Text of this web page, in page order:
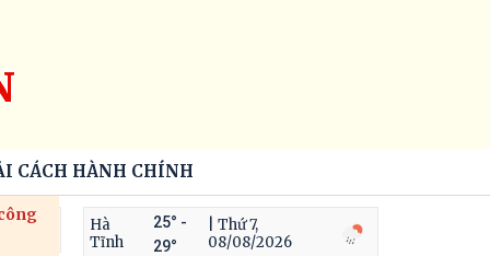
CÁCH HÀNH CHÍNH
Hà
Tĩnh
25° -
29°
| Thứ 7,
08/08/2026